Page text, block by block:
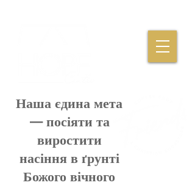
Наша єдина мета
— посіяти та
виростити
насіння в ґрунті
Божого вічного